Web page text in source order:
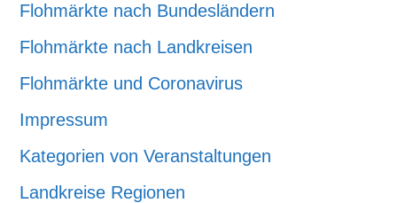
Flohmärkte nach Bundesländern
Flohmärkte nach Landkreisen
Flohmärkte und Coronavirus
Impressum
Kategorien von Veranstaltungen
Landkreise Regionen